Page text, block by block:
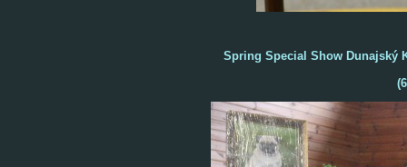
Spring Special Show Dunajský